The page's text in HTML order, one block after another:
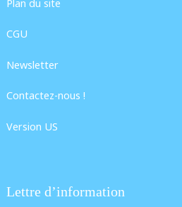
Plan du site
CGU
Newsletter
Contactez-nous !
Version US
Lettre d’information